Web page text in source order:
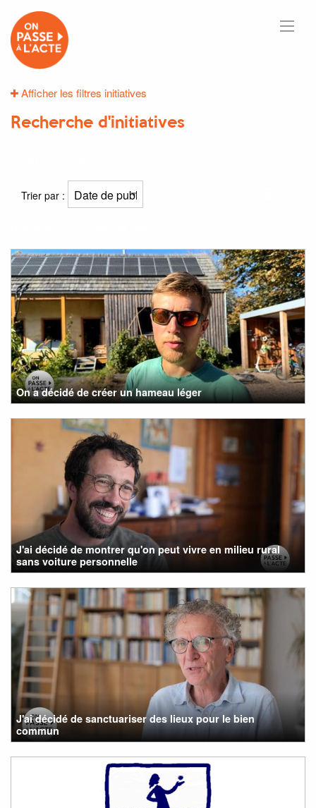
Afficher les filtres initiatives
Recherche d'initiatives
Trier par :
On a décidé de créer un hameau léger
J'ai décidé de montrer qu'on peut vivre en milieu rural
sans voiture personnelle
J'ai décidé de sanctuariser des lieux pour le bien
commun